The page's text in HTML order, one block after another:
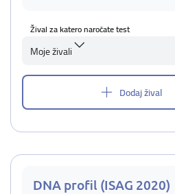
Žival za katero naročate test
Moje živali
Dodaj žival
DNA profil (ISAG 2020)